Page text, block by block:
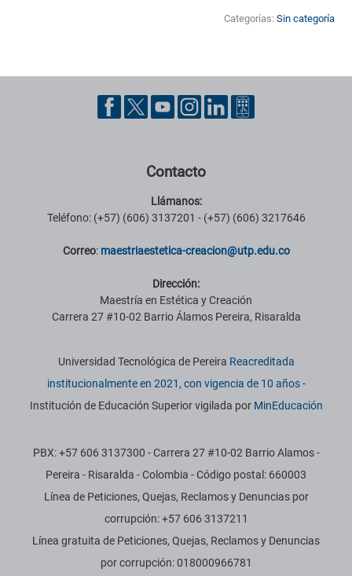
Categorías: Sin categoría
Pie de página con información de contacto, redes sociales y datos
Contacto
Llámanos:
Teléfono: (+57) (606) 3137201 - (+57) (606) 3217646
Correo: maestriaestetica-creacion@utp.edu.co
Dirección:
Maestría en Estética y Creación
Carrera 27 #10-02 Barrio Álamos Pereira, Risaralda
Información institucional
Universidad Tecnológica de Pereira Reacreditada
institucionalmente en 2021, con vigencia de 10 años-
Institución de Educación Superior vigilada por MinEducación
PBX: +57 606 3137300 - Carrera 27 #10-02 Barrio Alamos -
Pereira - Risaralda - Colombia - Código postal: 660003
Línea de Peticiones, Quejas, Reclamos y Denuncias por
corrupción: +57 606 3137211
Línea gratuita de Peticiones, Quejas, Reclamos y Denuncias
por corrupción: 018000966781